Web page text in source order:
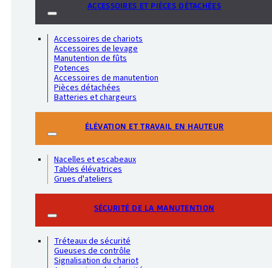
ACCESSOIRES ET PIÈCES DÉTACHÉES
Accessoires de chariots
Accessoires de levage
Manutention de fûts
Potences
Accessoires de manutention
Pièces détachées
Batteries et chargeurs
ÉLÉVATION ET TRAVAIL EN HAUTEUR
Nacelles et escabeaux
Tables élévatrices
Grues d'ateliers
SÉCURITÉ DE LA MANUTENTION
Tréteaux de sécurité
Gueuses de contrôle
Signalisation du chariot